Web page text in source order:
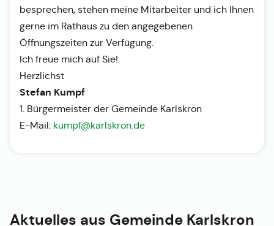
besprechen, stehen meine Mitarbeiter und ich Ihnen
gerne im Rathaus zu den angegebenen
Öffnungszeiten zur Verfügung.
Ich freue mich auf Sie!
Herzlichst
Stefan Kumpf
1. Bürgermeister der Gemeinde Karlskron
E-Mail: kumpf@karlskron.de
Aktuelles aus Gemeinde Karlskron